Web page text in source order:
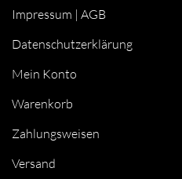
Impressum | AGB
Datenschutzerklärung
Mein Konto
Warenkorb
Zahlungsweisen
Versand